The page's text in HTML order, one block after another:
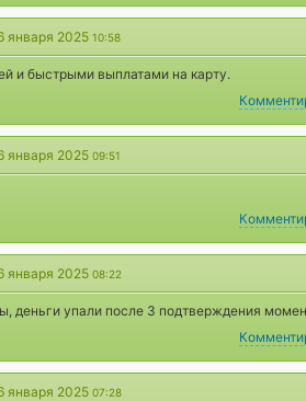
января 2025 10:58
и быстрыми выплатами на карту.
января 2025 09:51
января 2025 08:22
деньги упали после 3 подтверждения
января 2025 07:28